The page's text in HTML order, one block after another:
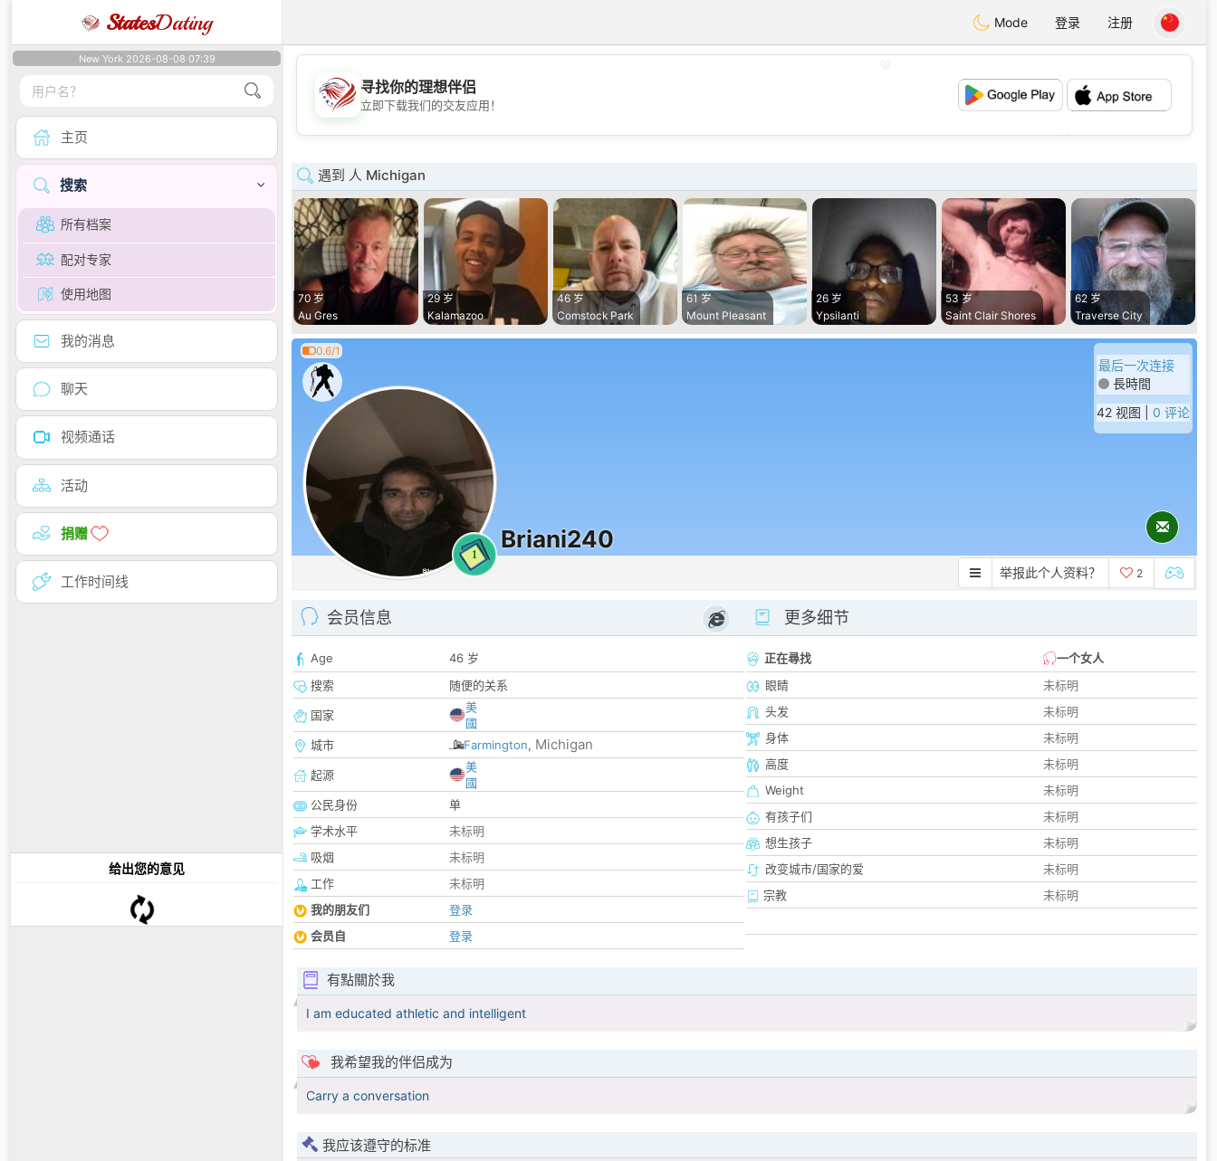
StatesDating Mode 登录 注册
New York 2026-08-08 07:39
主页
搜索
所有档案
配对专家
使用地图
我的消息
聊天
视频通话
活动
捐赠
工作时间线
给出您的意见
💖
💕
寻找你的理想伴侣
立即下载我们的交友应用！
遇到 人 Michigan
70 岁
Au Gres
29 岁
Kalamazoo
46 岁
Comstock Park
61 岁
Mount Pleasant
26 岁
Ypsilanti
53 岁
Saint Clair Shores
62 岁
Traverse City
0.6/1
1
Briani240
最后一次连接
長時間
42 视图 | 0 评论
举报此个人资料？ 2
会员信息
Age
46 岁
搜索
随便的关系
国家
美
國
城市
Farmington, Michigan
起源
美
國
公民身份
单
学术水平
未标明
吸烟
未标明
工作
未标明
我的朋友们
登录
会员自
登录
更多细节
正在尋找
一个女人
眼睛
未标明
头发
未标明
身体
未标明
高度
未标明
Weight
未标明
有孩子们
未标明
想生孩子
未标明
改变城市/国家的爱
未标明
宗教
未标明
有點關於我
I am educated athletic and intelligent
我希望我的伴侣成为
Carry a conversation
我应该遵守的标准